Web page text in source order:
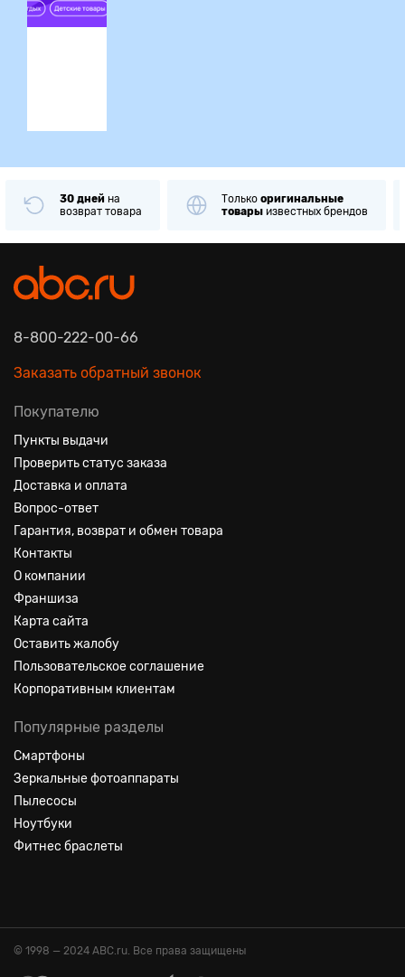
30 дней на
возврат товара
Только оригинальные
товары известных брендов
8-800-222-00-66
Заказать обратный звонок
Покупателю
Пункты выдачи
Проверить статус заказа
Доставка и оплата
Вопрос-ответ
Гарантия, возврат и обмен товара
Контакты
О компании
Франшиза
Карта сайта
Оставить жалобу
Пользовательское соглашение
Корпоративным клиентам
Популярные разделы
Смартфоны
Зеркальные фотоаппараты
Пылесосы
Ноутбуки
Фитнес браслеты
© 1998 — 2024 ABC.ru. Все права защищены